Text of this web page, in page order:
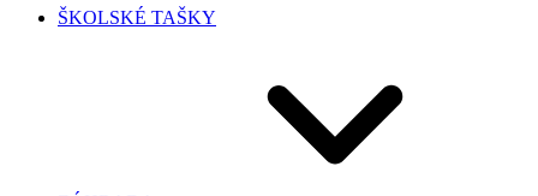
ŠKOLSKÉ TAŠKY